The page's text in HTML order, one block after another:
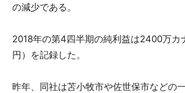
の減少である。
2018年の第4四半期の純利益は2400万カ
円）を記録した。
昨年、同社は苫小牧市や佐世保市などの